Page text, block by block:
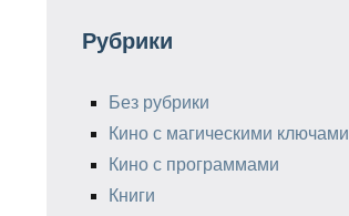
Рубрики
Без рубрики
Кино с магическими ключами
Кино с программами
Книги